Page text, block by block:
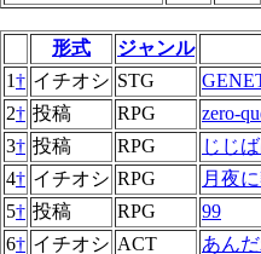
形式 ジャンル
1† イチオシ STG
2† 投稿 RPG zero-
3† 投稿 RPG じじ
4† イチオシ RPG 月夜
5† 投稿 RPG 99
6† イチオシ ACT あんだ